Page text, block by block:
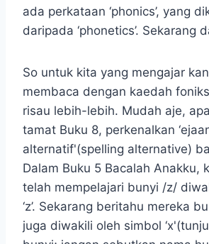
ada perkataan ‘phonics’, yang
daripada ‘phonetics’. Sekarang
So untuk kita yang mengajar
membaca dengan kaedah
risau lebih-lebih. Mudah aje,
tamat Buku 8, perkenalkan
alternatif'(spelling alternative)
Dalam Buku 5 Bacalah Anakku,
telah mempelajari bunyi /z/
‘z’. Sekarang beritahu mereka
juga diwakili oleh simbol